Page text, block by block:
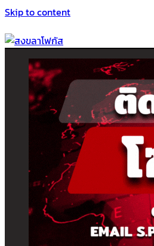
Skip to content
สงขลาโฟกัส
ติดตามข่าวสาร ภาคใต้ หาดใหญ่และ